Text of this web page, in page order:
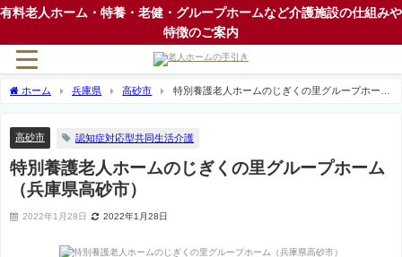
有料老人ホーム・特養・老健・グループホームなど介護施設の仕組みや
特徴のご案内
ホーム 兵庫県 高砂市
特別養護老人ホームのじぎくの里グループホーム
高砂市 認知症対応型共同生活介護
特別養護老人ホームのじぎくの里グループホーム
（兵庫県高砂市）
2022年1月28日 2022年1月28日